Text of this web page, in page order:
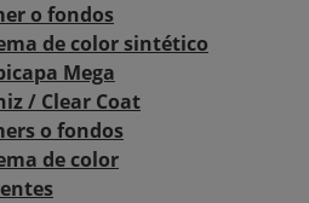
o fondos
de color sintético
Mega
/ Clear Coat
o fondos
de color